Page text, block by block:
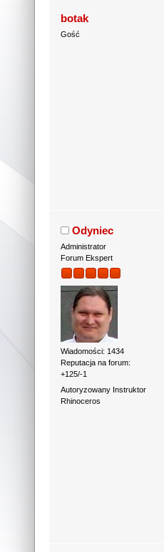
botak
Gość
Odyniec
Administrator
Forum Ekspert
Wiadomości: 1434
Reputacja na forum:
+125/-1
Autoryzowany Instruktor
Rhinoceros